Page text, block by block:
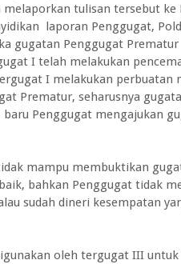
tulisan tersebut ke
laporan Penggugat,
gugatan Penggugat
I telah melakukan
I melakukan perbuatan
Prematur, seharusnya
Penggugat mengajukan
mampu membuktikan
bahkan Penggugat tidak
sudah dineri kesempatan
oleh tergugat III